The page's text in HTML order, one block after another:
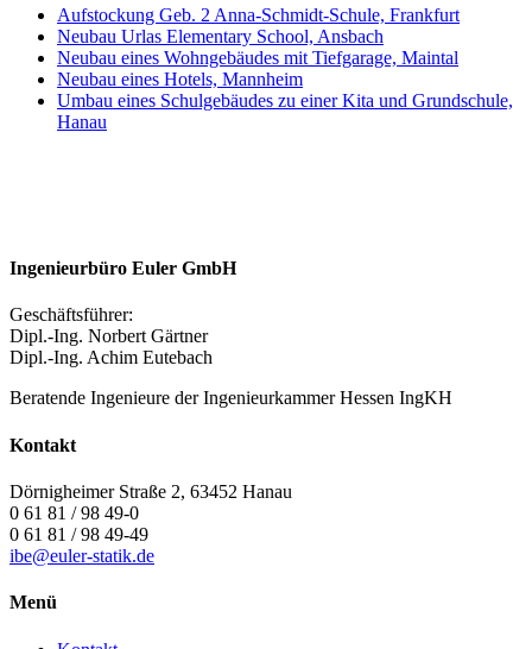
Aufstockung Geb. 2 Anna-Schmidt-Schule, Frankfurt
Neubau Urlas Elementary School, Ansbach
Neubau eines Wohngebäudes mit Tiefgarage, Maintal
Neubau eines Hotels, Mannheim
Umbau eines Schulgebäudes zu einer Kita und Grundschule,
Hanau
Ingenieurbüro Euler GmbH
Geschäftsführer:
Dipl.-Ing. Norbert Gärtner
Dipl.-Ing. Achim Eutebach
Beratende Ingenieure der Ingenieurkammer Hessen IngKH
Kontakt
Dörnigheimer Straße 2, 63452 Hanau
0 61 81 / 98 49-0
0 61 81 / 98 49-49
ibe@euler-statik.de
Menü